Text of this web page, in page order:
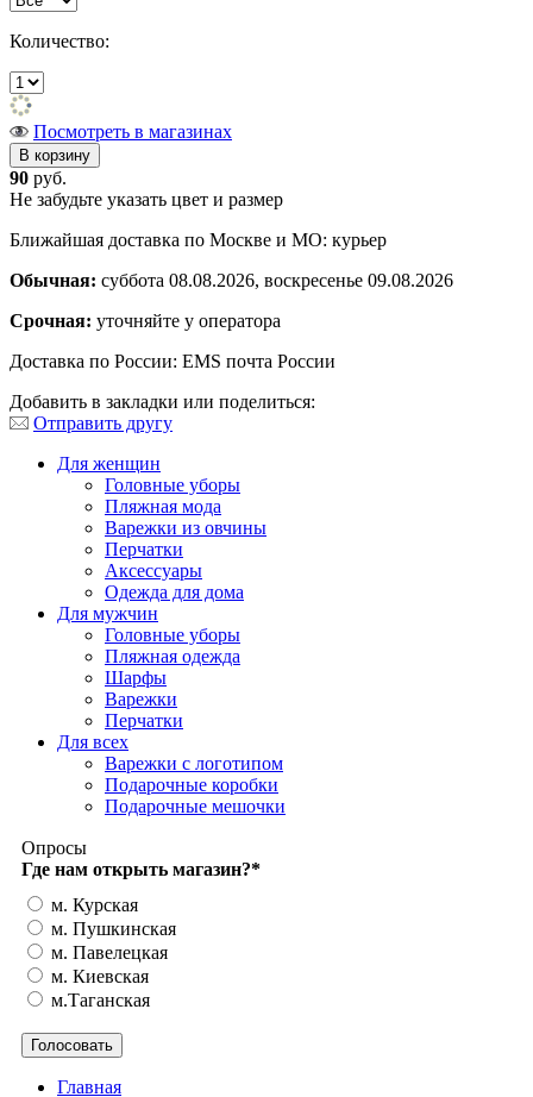
Количество:
Посмотреть в магазинах
90 руб.
Не забудьте указать цвет и размер
Ближайшая доставка по Москве и МО: курьер
Обычная: суббота 08.08.2026, воскресенье 09.08.2026
Срочная: уточняйте у оператора
Доставка по России: EMS почта России
Добавить в закладки или поделиться:
Отправить другу
Для женщин
Головные уборы
Пляжная мода
Варежки из овчины
Перчатки
Аксессуары
Одежда для дома
Для мужчин
Головные уборы
Пляжная одежда
Шарфы
Варежки
Перчатки
Для всех
Варежки с логотипом
Подарочные коробки
Подарочные мешочки
Опросы
Где нам открыть магазин?*
м. Курская
м. Пушкинская
м. Павелецкая
м. Киевская
м.Таганская
Главная